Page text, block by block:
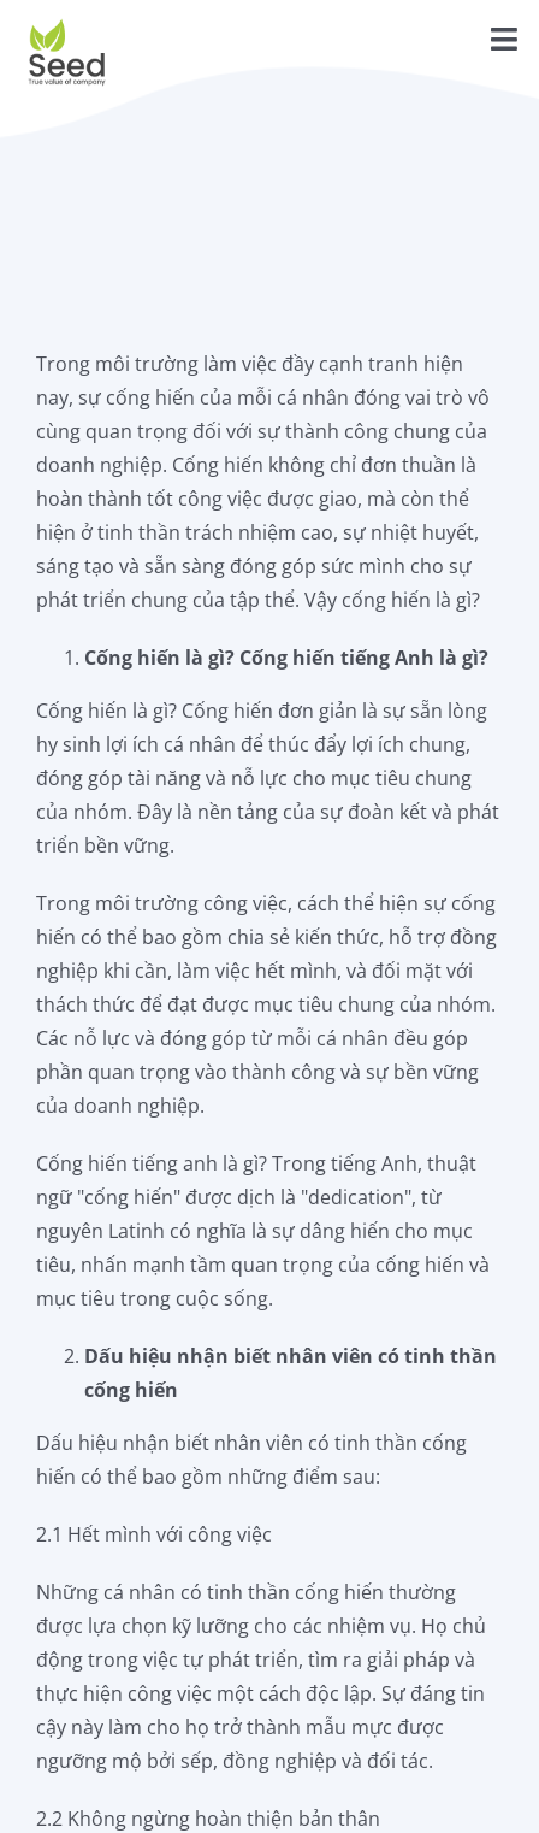
contentTrang Chủ
Liên hệ
Blog
Hướng dẫn
Tải về
Đăng
Trong môi trường làm việc đầy cạnh tranh hiện
nay, sự cống hiến của mỗi cá nhân đóng vai trò vô
cùng quan trọng đối với sự thành công chung của
doanh nghiệp. Cống hiến không chỉ đơn thuần là
hoàn thành tốt công việc được giao, mà còn thể
hiện ở tinh thần trách nhiệm cao, sự nhiệt huyết,
sáng tạo và sẵn sàng đóng góp sức mình cho sự
phát triển chung của tập thể. Vậy cống hiến là gì?
Cống hiến là gì? Cống hiến tiếng Anh là gì?
Cống hiến là gì? Cống hiến đơn giản là sự sẵn lòng
hy sinh lợi ích cá nhân để thúc đẩy lợi ích chung,
đóng góp tài năng và nỗ lực cho mục tiêu chung
của nhóm. Đây là nền tảng của sự đoàn kết và phát
triển bền vững.
Trong môi trường công việc, cách thể hiện sự cống
hiến có thể bao gồm chia sẻ kiến thức, hỗ trợ đồng
nghiệp khi cần, làm việc hết mình, và đối mặt với
thách thức để đạt được mục tiêu chung của nhóm.
Các nỗ lực và đóng góp từ mỗi cá nhân đều góp
phần quan trọng vào thành công và sự bền vững
của doanh nghiệp.
Cống hiến tiếng anh là gì? Trong tiếng Anh, thuật
ngữ "cống hiến" được dịch là "dedication", từ
nguyên Latinh có nghĩa là sự dâng hiến cho mục
tiêu, nhấn mạnh tầm quan trọng của cống hiến và
mục tiêu trong cuộc sống.
Dấu hiệu nhận biết nhân viên có tinh thần
cống hiến
Dấu hiệu nhận biết nhân viên có tinh thần cống
hiến có thể bao gồm những điểm sau:
2.1 Hết mình với công việc
Những cá nhân có tinh thần cống hiến thường
được lựa chọn kỹ lưỡng cho các nhiệm vụ. Họ chủ
động trong việc tự phát triển, tìm ra giải pháp và
thực hiện công việc một cách độc lập. Sự đáng tin
cậy này làm cho họ trở thành mẫu mực được
ngưỡng mộ bởi sếp, đồng nghiệp và đối tác.
2.2 Không ngừng hoàn thiện bản thân